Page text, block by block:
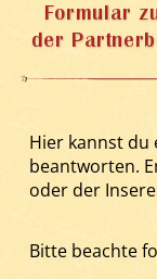
Formular
der
Hier kannst du
beantworten.
oder der
Bitte beachte